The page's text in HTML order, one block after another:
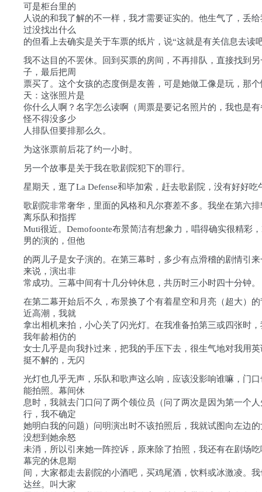
可是柜台里的
人说的和我了解的不一样，我才需要证实的。他生气了，丢
过没找出什么
的但看上去确实是关于车票的纸片，说“这就是有关信息去读
我不达目的不罢休。回到买票的房间，不再排队，直接找到
子，最后把周
票买了。这个女孩的态度倒是友善，可是她做工像是玩，那
天：这张照片是
你什么人啊？名字怎么读啊（周票是要记名照片的，我也是
怪不得没多少
人排队但要排那么久。
为这张票前后花了约一小时。
另一个故事是关于我在歌剧院犯下的罪行。
星期天，逛了La Defense和毕加索，赶去歌剧院，没有好好吃
歌剧院非常奢华，里面的风格和凡尔赛差不多。我坐在第六
离乐队和指挥
Muti很近。Demofoonte布景简洁有想象力，唱得确实很精彩
男的演的，但他
的两儿子是女子演的。在第三幕时，多少有点滑稽的剧情引
来说，演出非
常成功。三幕中间有十几分钟休息，共历时三小时四十分钟。
在第二幕开始后不久，布景换了个有着星空和月亮（超大）
近高潮，我就
拿出相机来拍，小心关了闪光灯。在我准备拍第三或四张时
我年龄相仿的
女士几乎是向我扑过来，把我的手压下去，很生气地对我用
挺不解的，无闪
光灯也几乎无声，乐队和歌声这么响，应该没影响谁嘛，门
能拍照。幕间休
息时，我就去门口问了两个领位员（问了两次是因为第一个
行，我不确定
她明白我的问题）问明演出时不该拍照后，我就试图向左边
没想到她余怒
未消，所以引来她一阵控诉，原来除了拍照，我还有在剧场
幕完的休息期
间，大家都走去剧院的小酒吧，买鸡尾酒，饮料或冰激凌。
达丝。叫大家